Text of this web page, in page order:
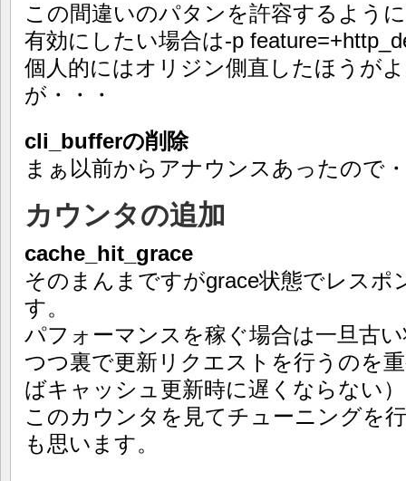
この間違いのパタンを許容するよう
有効にしたい場合は-p
個人的にはオリジン側直したほうが
が・・・
cli_bufferの削除
まぁ以前からアナウンスあったので
カウンタの追加
cache_hit_grace
そのまんまですがgrace状態でレスポ
す。
パフォーマンスを稼ぐ場合は一旦古
つつ裏で更新リクエストを行うのを
ばキャッシュ更新時に遅くならない）
このカウンタを見てチューニングを
も思います。